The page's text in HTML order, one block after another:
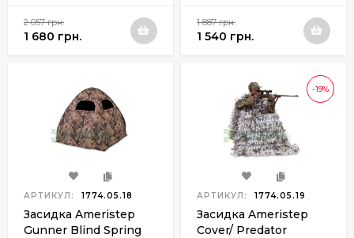
2 057 грн.
1 680 грн.
1 887 грн.
1 540 грн.
АРТИКУЛ: 1774.05.18
Засидка Ameristep
Gunner Blind Spring
-19%
АРТИКУЛ: 1774.05.19
Засидка Ameristep
Cover/ Predator